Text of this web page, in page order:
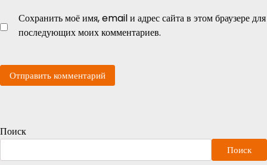
Сохранить моё имя, email и адрес сайта в этом браузере для
последующих моих комментариев.
Поиск
Поиск